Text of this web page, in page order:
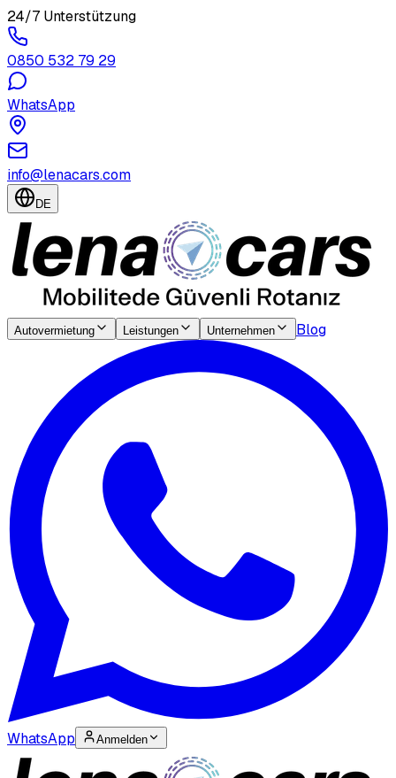
24/7 Unterstützung
0850 532 79 29
WhatsApp
info@lenacars.com
DE
Autovermietung Leistungen Unternehmen Blog
WhatsApp Anmelden